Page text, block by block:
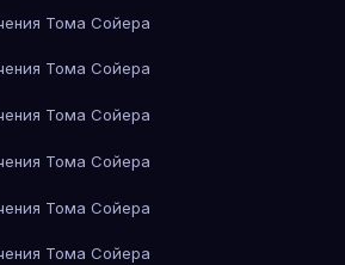
Тома Сойера
Тома Сойера
Тома Сойера
Тома Сойера
Тома Сойера
Тома Сойера